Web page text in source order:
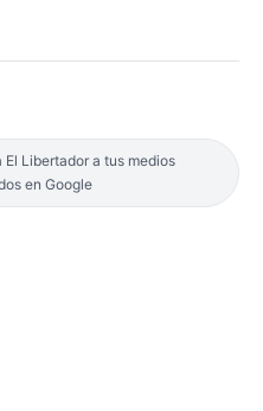
El Libertador a tus medios
en Google